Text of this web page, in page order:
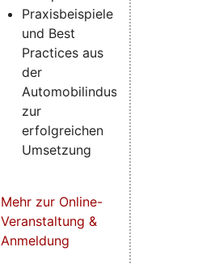
Praxisbeispiele
und Best
Practices aus
der
Automobilindustrie
zur
erfolgreichen
Umsetzung
Mehr zur Online-
Veranstaltung &
Anmeldung